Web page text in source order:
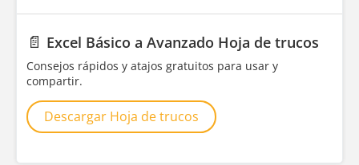
📄 Excel Básico a Avanzado Hoja de trucos
Consejos rápidos y atajos gratuitos para usar y
compartir.
Descargar Hoja de trucos